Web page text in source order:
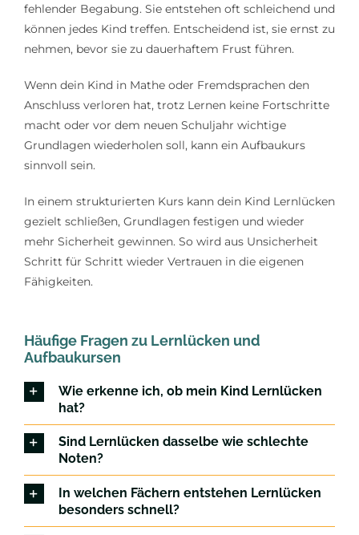
fehlender Begabung. Sie entstehen oft schleichend und
können jedes Kind treffen. Entscheidend ist, sie ernst zu
nehmen, bevor sie zu dauerhaftem Frust führen.
Wenn dein Kind in Mathe oder Fremdsprachen den
Anschluss verloren hat, trotz Lernen keine Fortschritte
macht oder vor dem neuen Schuljahr wichtige
Grundlagen wiederholen soll, kann ein Aufbaukurs
sinnvoll sein.
In einem strukturierten Kurs kann dein Kind Lernlücken
gezielt schließen, Grundlagen festigen und wieder
mehr Sicherheit gewinnen. So wird aus Unsicherheit
Schritt für Schritt wieder Vertrauen in die eigenen
Fähigkeiten.
Häufige Fragen zu Lernlücken und
Aufbaukursen
Wie erkenne ich, ob mein Kind Lernlücken
hat?
Sind Lernlücken dasselbe wie schlechte
Noten?
In welchen Fächern entstehen Lernlücken
besonders schnell?